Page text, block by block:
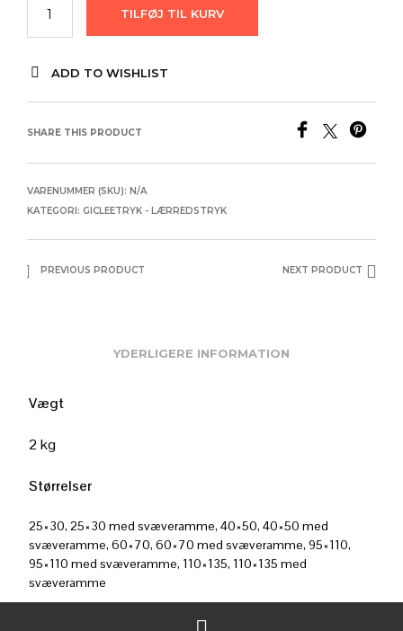
TILFØJ TIL KURV
ADD TO WISHLIST
SHARE THIS PRODUCT
VARENUMMER (SKU): N/A
KATEGORI: GICLEETRYK - LÆRREDSTRYK
PREVIOUS PRODUCT NEXT PRODUCT
YDERLIGERE INFORMATION
Vægt
2 kg
Størrelser
25×30, 25×30 med svæveramme, 40×50, 40×50 med
svæveramme, 60×70, 60×70 med svæveramme, 95×110,
95×110 med svæveramme, 110×135, 110×135 med
svæveramme